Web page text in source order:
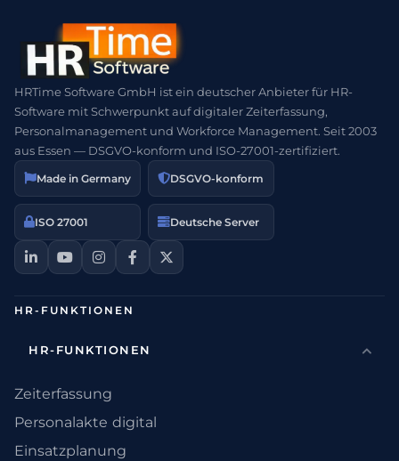
HRTime Software GmbH ist ein deutscher Anbieter für HR-
Software mit Schwerpunkt auf digitaler Zeiterfassung,
Personalmanagement und Workforce Management. Seit 2003
aus Essen — DSGVO-konform und ISO-27001-zertifiziert.
Made in Germany DSGVO-konform
ISO 27001 Deutsche Server
HR-FUNKTIONEN
HR-FUNKTIONEN
Zeiterfassung
Personalakte digital
Einsatzplanung